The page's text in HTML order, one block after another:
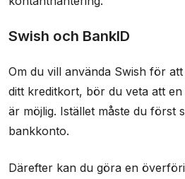
Swish och BankID
Om du vill använda Swish för
ditt kreditkort, bör du veta att
är möjlig. Istället måste du först
bankkonto.
Därefter kan du göra en